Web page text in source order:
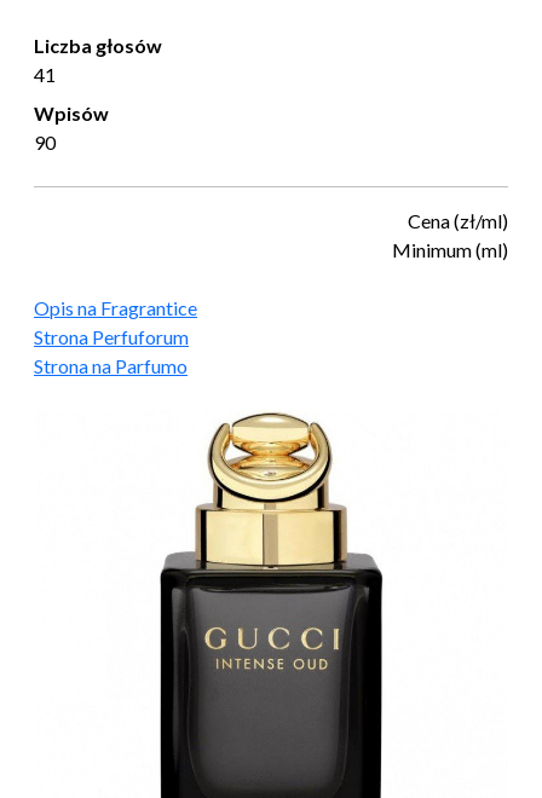
Liczba głosów
41
Wpisów
90
Cena (zł/ml)
Minimum (ml)
Opis na Fragrantice
Strona Perfuforum
Strona na Parfumo